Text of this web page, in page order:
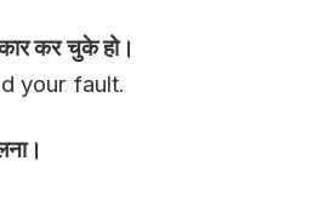
कर चुके हो।
your fault.